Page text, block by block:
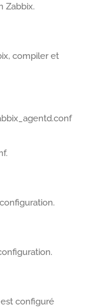
Zabbix.
compiler et
configuré